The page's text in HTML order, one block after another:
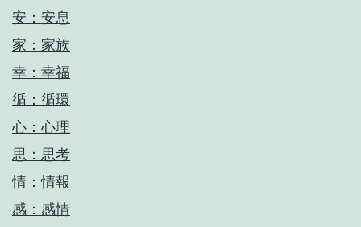
安：安息
家：家族
幸：幸福
循：循環
心：心理
思：思考
情：情報
感：感情